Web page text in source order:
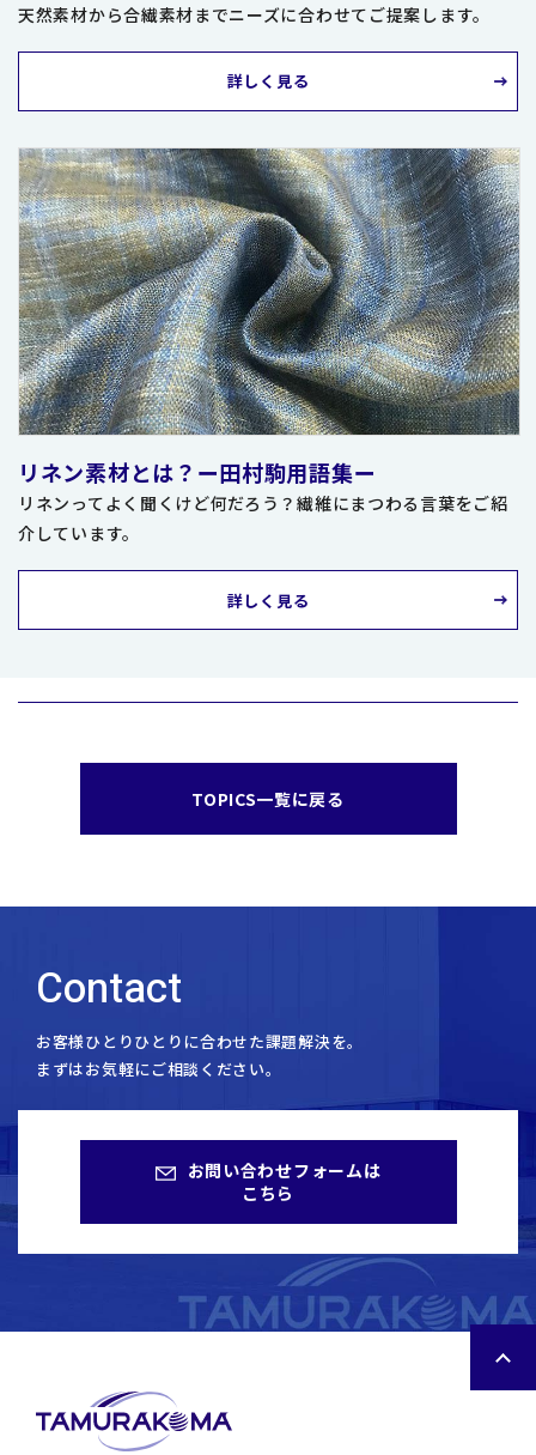
天然素材から合繊素材までニーズに合わせてご提案します。
詳しく見る
リネン素材とは？ー田村駒用語集ー
リネンってよく聞くけど何だろう？繊維にまつわる言葉をご紹
介しています。
詳しく見る
TOPICS一覧に戻る
Contact
お客様ひとりひとりに合わせた課題解決を。
まずはお気軽にご相談ください。
お問い合わせフォームは
こちら